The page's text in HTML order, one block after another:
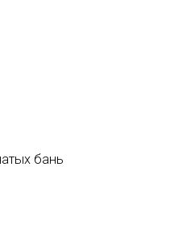
бань